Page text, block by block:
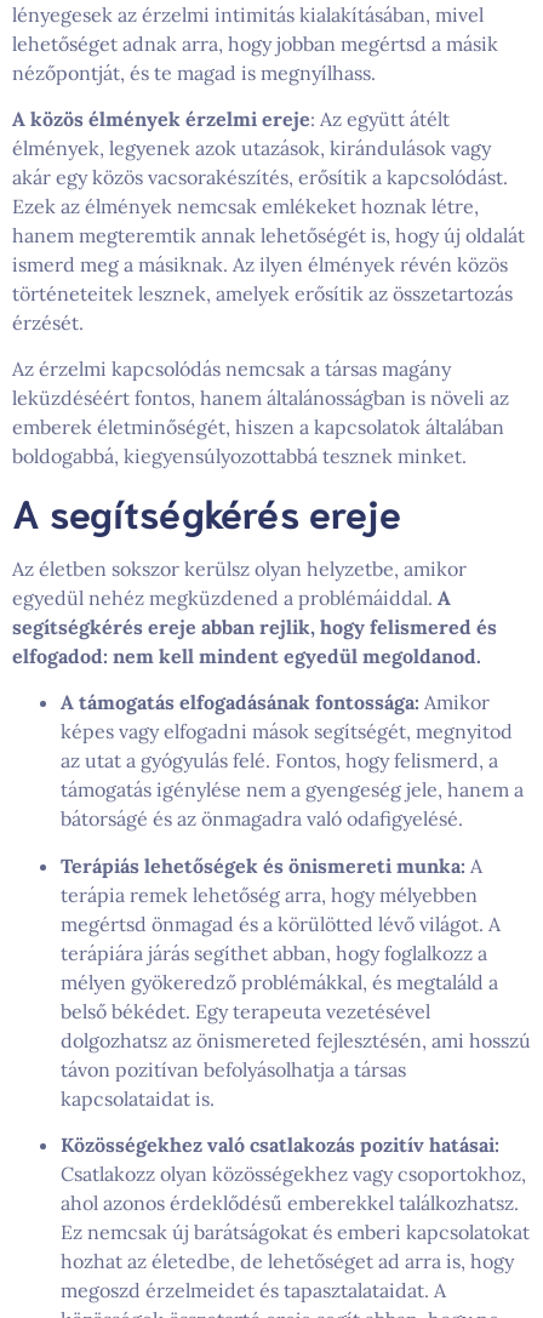
lényegesek az érzelmi intimitás kialakításában, mivel
lehetőséget adnak arra, hogy jobban megértsd a másik
nézőpontját, és te magad is megnyílhass.
A közös élmények érzelmi ereje: Az együtt átélt
élmények, legyenek azok utazások, kirándulások vagy
akár egy közös vacsorakészítés, erősítik a kapcsolódást.
Ezek az élmények nemcsak emlékeket hoznak létre,
hanem megteremtik annak lehetőségét is, hogy új oldalát
ismerd meg a másiknak. Az ilyen élmények révén közös
történeteitek lesznek, amelyek erősítik az összetartozás
érzését.
Az érzelmi kapcsolódás nemcsak a társas magány
leküzdéséért fontos, hanem általánosságban is növeli az
emberek életminőségét, hiszen a kapcsolatok általában
boldogabbá, kiegyensúlyozottabbá tesznek minket.
A segítségkérés ereje
Az életben sokszor kerülsz olyan helyzetbe, amikor
egyedül nehéz megküzdened a problémáiddal. A
segítségkérés ereje abban rejlik, hogy felismered és
elfogadod: nem kell mindent egyedül megoldanod.
A támogatás elfogadásának fontossága: Amikor
képes vagy elfogadni mások segítségét, megnyitod
az utat a gyógyulás felé. Fontos, hogy felismerd, a
támogatás igénylése nem a gyengeség jele, hanem a
bátorságé és az önmagadra való odafigyelésé.
Terápiás lehetőségek és önismereti munka: A
terápia remek lehetőség arra, hogy mélyebben
megértsd önmagad és a körülötted lévő világot. A
terápiára járás segíthet abban, hogy foglalkozz a
mélyen gyökeredző problémákkal, és megtaláld a
belső békédet. Egy terapeuta vezetésével
dolgozhatsz az önismereted fejlesztésén, ami hosszú
távon pozitívan befolyásolhatja a társas
kapcsolataidat is.
Közösségekhez való csatlakozás pozitív hatásai:
Csatlakozz olyan közösségekhez vagy csoportokhoz,
ahol azonos érdeklődésű emberekkel találkozhatsz.
Ez nemcsak új barátságokat és emberi kapcsolatokat
hozhat az életedbe, de lehetőséget ad arra is, hogy
megoszd érzelmeidet és tapasztalataidat. A